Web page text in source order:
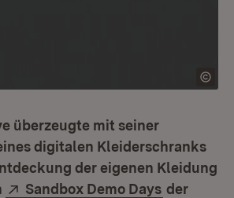
überzeugte mit seiner
digitalen Kleiderschranks
der eigenen Kleidung
Extern:
Sandbox Demo Days (Öffnet in
der